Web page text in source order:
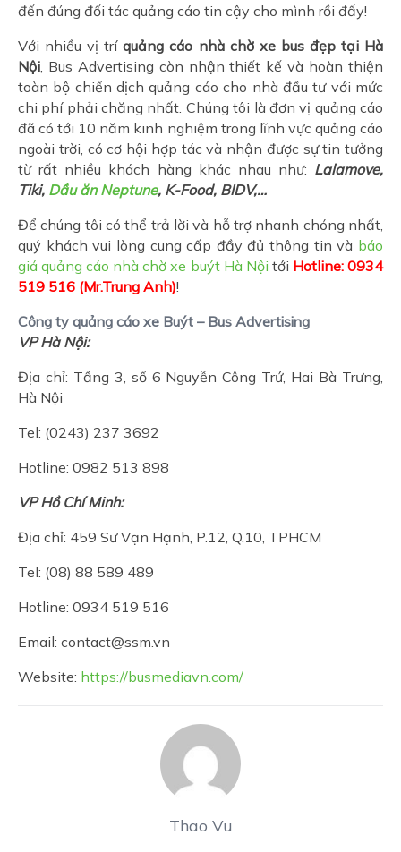
đến đúng đối tác quảng cáo tin cậy cho mình rồi đấy!
Với nhiều vị tríquảng cáo nhà chờ xe bus đẹp tại Hà
Nội , Bus Advertising còn nhận thiết kế và hoàn thiện
toàn bộ chiến dịch quảng cáo cho nhà đầu tư với mức
chi phí phải chăng nhất. Chúng tôi là đơn vị quảng cáo
đã có tới 10 năm kinh nghiệm trong lĩnh vực quảng cáo
ngoài trời, có cơ hội hợp tác và nhận được sự tin tưởng
từ rất nhiều khách hàng khác nhau như: Lalamove,
Tiki, Dầu ăn Neptune, K-Food, BIDV,…
Để chúng tôi có thể trả lời và hỗ trợ nhanh chóng nhất,
quý khách vui lòng cung cấp đầy đủ thông tin và báo
giá quảng cáo nhà chờ xe buýt Hà Nội tới Hotline: 0934
519 516 (Mr.Trung Anh)!
Công ty quảng cáo xe Buýt – Bus Advertising
VP Hà Nội:
Địa chỉ: Tầng 3, số 6 Nguyễn Công Trứ, Hai Bà Trưng,
Hà Nội
Tel: (0243) 237 3692
Hotline: 0982 513 898
VP Hồ Chí Minh:
Địa chỉ: 459 Sư Vạn Hạnh, P.12, Q.10, TPHCM
Tel: (08) 88 589 489
Hotline: 0934 519 516
Email: contact@ssm.vn
Website: https://busmediavn.com/
Thao Vu